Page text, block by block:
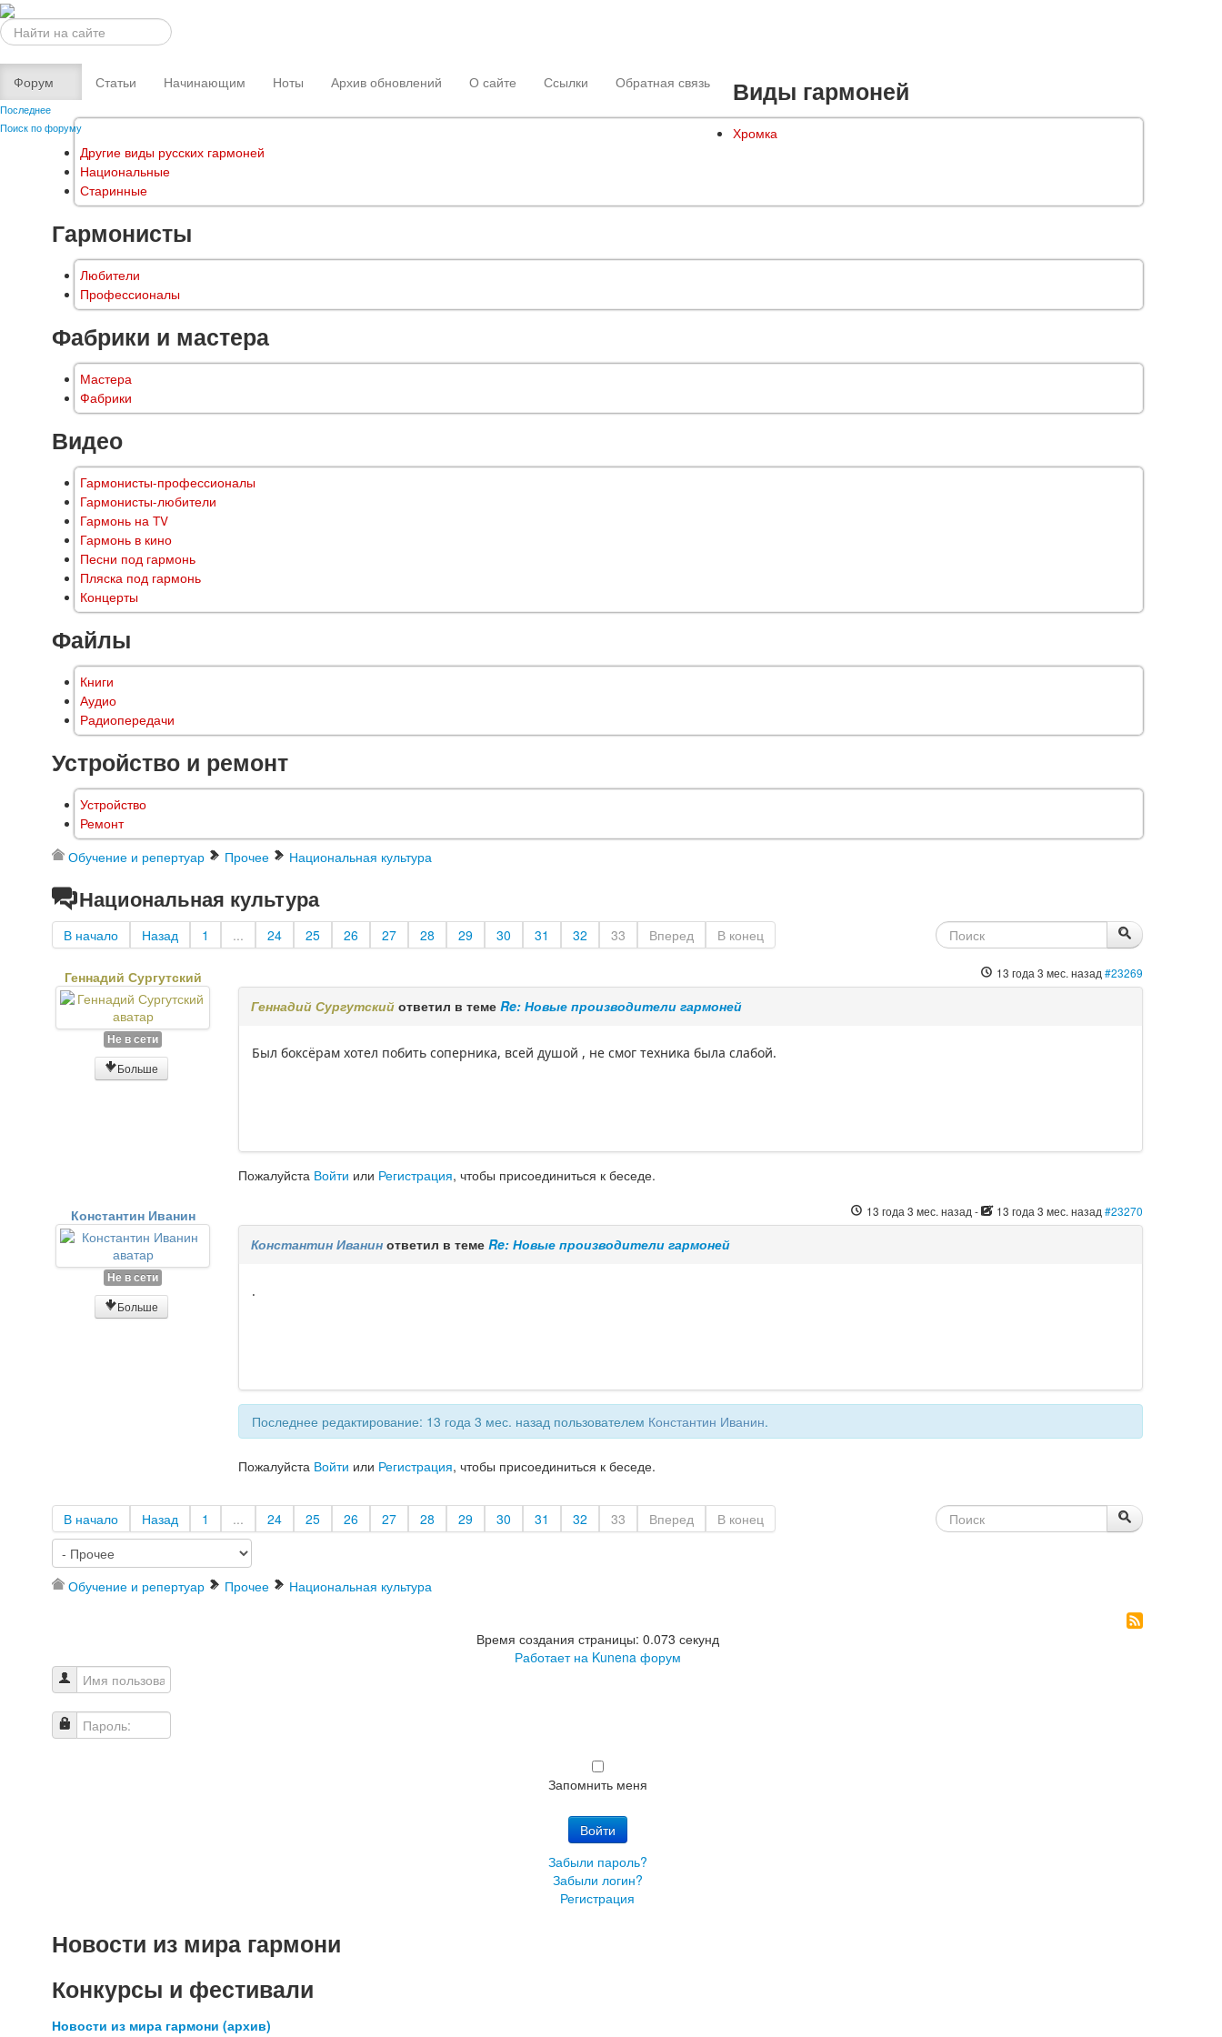
Искать...
Форум
Последнее
Поиск по форуму
Статьи Начинающим Ноты Архив обновлений О сайте Ссылки Обратная связь Виды гармоней
Хромка
Другие виды русских гармоней
Национальные
Старинные
Гармонисты
Любители
Профессионалы
Фабрики и мастера
Мастера
Фабрики
Видео
Гармонисты-профессионалы
Гармонисты-любители
Гармонь на TV
Гармонь в кино
Песни под гармонь
Пляска под гармонь
Концерты
Файлы
Книги
Аудио
Радиопередачи
Устройство и ремонт
Устройство
Ремонт
Обучение и репертуар Прочее Национальная культура
Национальная культура
В начало Назад 1 ... 24 25 26 27 28 29 30 31 32 33 Вперед В конец
Геннадий Сургутский
Не в сети
Больше
13 года 3 мес. назад #23269
Геннадий Сургутский ответил в темеRe: Новые производители гармоней
Был боксёрам хотел побить соперника, всей душой , не смог техника была слабой.
Пожалуйста Войти или Регистрация, чтобы присоединиться к беседе.
Константин Иванин
Не в сети
Больше
13 года 3 мес. назад - 13 года 3 мес. назад #23270
Константин Иванин ответил в темеRe: Новые производители гармоней
.
Последнее редактирование: 13 года 3 мес. назад пользователем Константин Иванин.
Пожалуйста Войти или Регистрация, чтобы присоединиться к беседе.
В начало Назад 1 ... 24 25 26 27 28 29 30 31 32 33 Вперед В конец
Обучение и репертуар Прочее Национальная культура
Время создания страницы: 0.073 секунд
Работает на Kunena форум
Имя пользователя
Пароль:
Запомнить меня
Войти
Забыли пароль?
Забыли логин?
Регистрация
Новости из мира гармони
Конкурсы и фестивали
Новости из мира гармони (архив)